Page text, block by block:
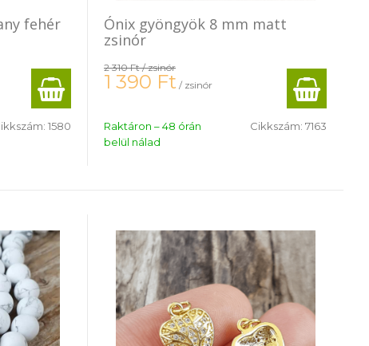
fehér
1580
Ónix gyöngyök 8 mm matt
zsinór
2 310 Ft/ zsinór
1 390 Ft / zsinór
Raktáron – 48 órán
belül nálad
Cikkszám: 7163